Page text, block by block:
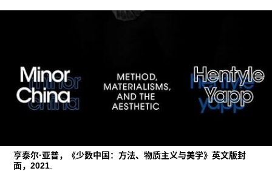
ART & EDUCATION
广告
订阅
亨泰尔·亚普，《少数中国：方法、物质主义与美学》英文版封
面，2021